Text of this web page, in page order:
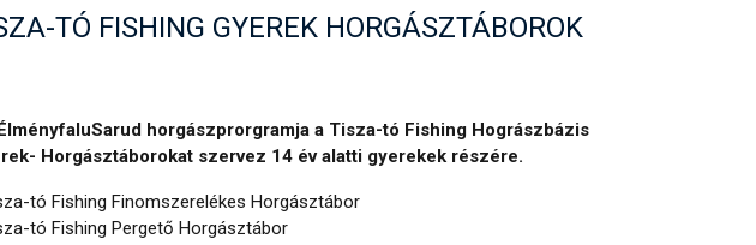
TÓ FISHING GYEREK HORGÁSZTÁBOROK
horgászprorgramja a Tisza-tó Fishing Hográszbázis
Horgásztáborokat szervez 14 év alatti gyerekek részére.
tó Fishing Finomszerelékes Horgásztábor
tó Fishing Pergető Horgásztábor